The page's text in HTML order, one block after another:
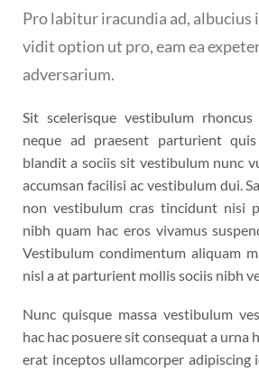
Pro labitur iracundia ad, albucius
vidit option ut pro, eam ea
adversarium.
Sit scelerisque vestibulum
neque ad praesent parturient
blandit a sociis sit vestibulum nunc
accumsan facilisi ac vestibulum dui.
non vestibulum cras tincidunt nisi
nibh quam hac eros vivamus
Vestibulum condimentum aliquam
nisl a at parturient mollis sociis nibh
Nunc quisque massa vestibulum
hac hac posuere sit consequat a urna
erat inceptos ullamcorper adipiscing